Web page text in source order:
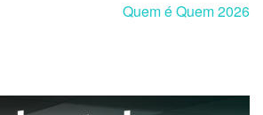
Quem é Quem 2026